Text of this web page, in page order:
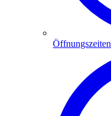
Öffnungszeiten